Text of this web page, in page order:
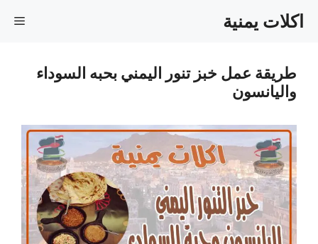
إلىاكلات يمنية
طريقة عمل خبز تنور اليمني بحبه السوداء
واليانسون